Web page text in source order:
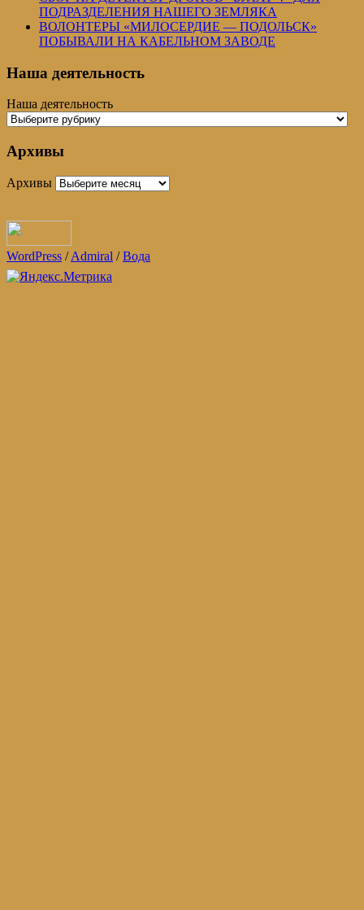
ПОДРАЗДЕЛЕНИЯ НАШЕГО ЗЕМЛЯКА
ВОЛОНТЕРЫ «МИЛОСЕРДИЕ — ПОДОЛЬСК»
ПОБЫВАЛИ НА КАБЕЛЬНОМ ЗАВОДЕ
Наша деятельность
Наша деятельность
Архивы
Архивы
WordPress /Admiral /Вода